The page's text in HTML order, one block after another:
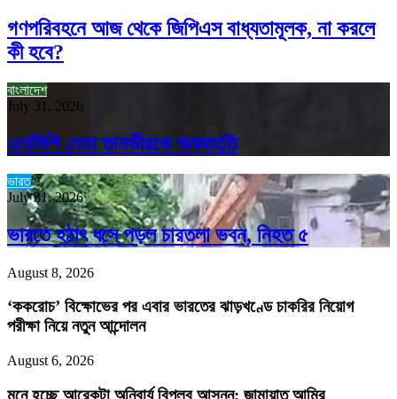
গণপরিবহনে আজ থেকে জিপিএস বাধ্যতামূলক, না করলে
কী হবে?
বাংলাদেশ
July 31, 2026
এনসিপি নেতা তানভীরকে অব্যাহতি
ভারত
July 31, 2026
ভারতে হঠাৎ ধসে পড়ল চারতলা ভবন, নিহত ৫
August 8, 2026
‘ককরোচ’ বিক্ষোভের পর এবার ভারতের ঝাড়খণ্ডে চাকরির নিয়োগ
পরীক্ষা নিয়ে নতুন আন্দোলন
August 6, 2026
মনে হচ্ছে আরেকটা অনিবার্য বিপ্লব আসন্ন: জামায়াত আমির